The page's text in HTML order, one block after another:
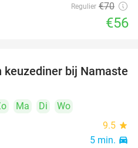
Regulier €70
€56
29%
bij Namaste
Ma Di
Wo
9.5 star
5 min. directions_car